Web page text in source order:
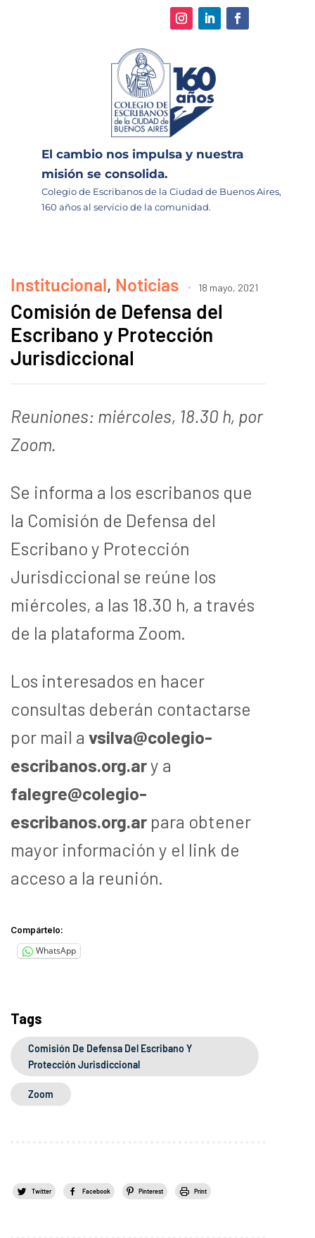
El cambio nos impulsa y nuestra
misión se consolida.
Colegio de Escribanos de la Ciudad de Buenos Aires,
160 años al servicio de la comunidad.
Institucional, Noticias 18 mayo, 2021
Comisión de Defensa del
Escribano y Protección
Jurisdiccional
Reuniones: miércoles, 18.30 h, por
Zoom.
Se informa a los escribanos que
la Comisión de Defensa del
Escribano y Protección
Jurisdiccional se reúne los
miércoles, a las 18.30 h, a través
de la plataforma Zoom.
Los interesados en hacer
consultas deberán contactarse
por mail a vsilva@colegio-
escribanos.org.ary a
falegre@colegio-
escribanos.org.ar para obtener
mayor información y el link de
acceso a la reunión.
Compártelo:
WhatsApp
Tags
Comisión De Defensa Del Escribano Y
Protección Jurisdiccional
Zoom
Twitter Facebook Pinterest Print